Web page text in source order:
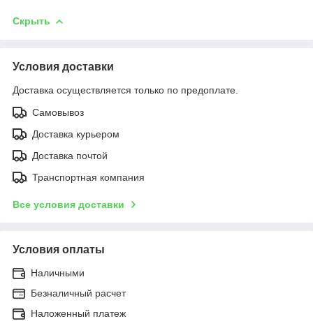
Скрыть
Условия доставки
Доставка осуществляется только по предоплате.
Самовывоз
Доставка курьером
Доставка почтой
Транспортная компания
Все условия доставки
Условия оплаты
Наличными
Безналичный расчет
Наложенный платеж